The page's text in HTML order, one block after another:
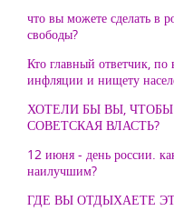
что вы можете сделать в
свободы?
Кто главный ответчик,
инфляции и нищету
ХОТЕЛИ БЫ ВЫ,
СОВЕТСКАЯ ВЛАСТЬ?
12 июня - день россии.
наилучшим?
ГДЕ ВЫ ОТДЫХАЕТЕ